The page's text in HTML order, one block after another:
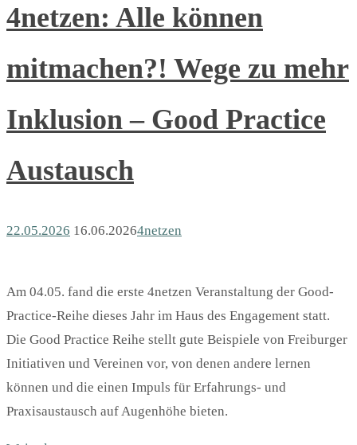
4netzen: Alle können
mitmachen?! Wege zu mehr
Inklusion – Good Practice
Austausch
22.05.2026 16.06.20264netzen
Am 04.05. fand die erste 4netzen Veranstaltung der Good-
Practice-Reihe dieses Jahr im Haus des Engagement statt.
Die Good Practice Reihe stellt gute Beispiele von Freiburger
Initiativen und Vereinen vor, von denen andere lernen
können und die einen Impuls für Erfahrungs- und
Praxisaustausch auf Augenhöhe bieten.